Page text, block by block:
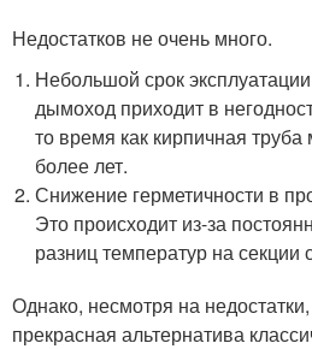
Недостатков не очень много.
Небольшой срок
дымоход приходит в
то время как кирпичная
более лет.
Снижение герметичности в
Это происходит из-за
разниц температур на секции
Однако, несмотря на
прекрасная альтернатива